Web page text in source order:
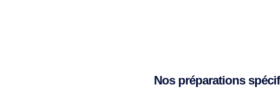
Nos préparations